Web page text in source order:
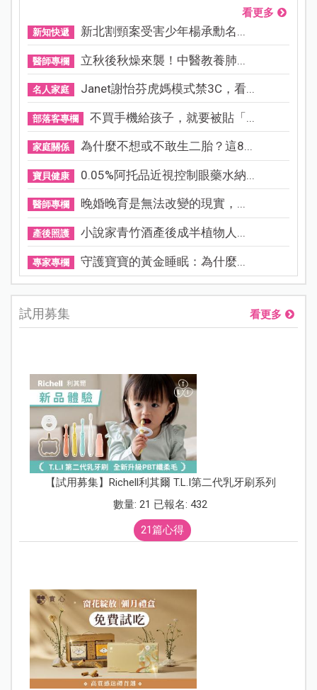
看更多
新知快遞 新北割頸案受害少年楊承勳名...
醫師專欄 立秋後秋燥來襲！中醫教養肺...
名人家庭 Janet謝怡芬虎媽模式禁3C，看...
部落客專欄 不買手機給孩子，就要被貼「...
家庭關係 為什麼不想或不敢生二胎？這8...
寶貝健康 0.05%阿托品近視控制眼藥水納...
醫師專欄 晚婚晚育是無法改變的現實，...
產後照護 小說家青竹酒產後成半植物人...
專家專欄 守護寶寶的黃金睡眠：為什麼...
試用募集 看更多
【試用募集】Richell利其爾 T.L.I第二代乳牙刷系列
數量: 21 已報名: 432
21篇心得